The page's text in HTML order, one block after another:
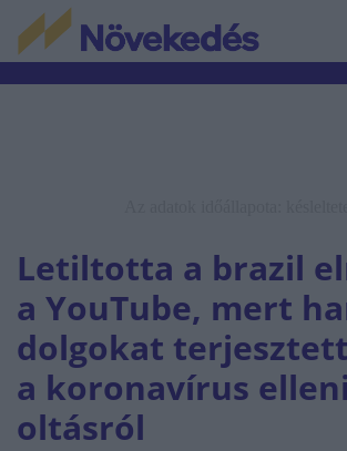
Letiltotta a brazil
a YouTube, mert
dolgokat terjesztett
a koronavírus elleni
oltásról